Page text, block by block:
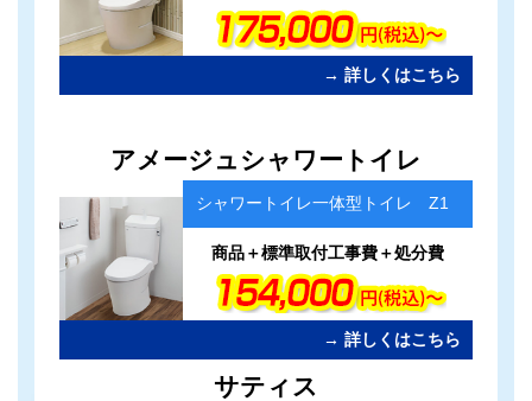
→ 詳しくはこちら
ン
ク
アメージュシャワートイレ
シャワートイレ一体型トイレ Z1
商品＋標準取付工事費＋処分費
→ 詳しくはこちら
サティス